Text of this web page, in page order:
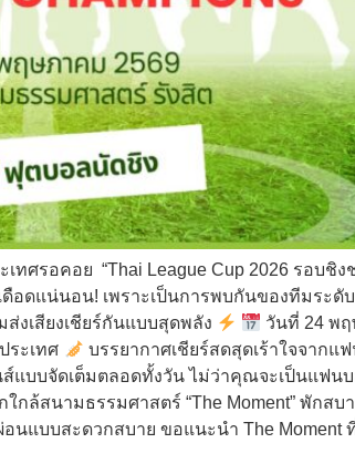
รอคอย “Thai League Cup 2026 รอบชิ
เดือดแน่นอน! เพราะเป็นการพบกันของทีมร
งเสียงเชียร์กันแบบสุดพลัง
วันที่ 24 พ
ระเทศ บรรยากาศเชียร์สดสุดเร้าใจจากแ
แบบจัดเต็มตลอดทั้งวัน ไม่ว่าคุณจะเป็นแฟน
กล้สนามธรรมศาสตร์ “The Moment” พักสบ
แบบสะดวกสบาย ขอแนะนำ The